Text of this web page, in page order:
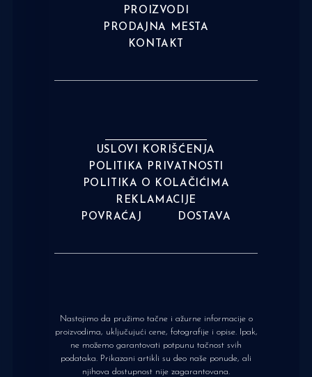
PROIZVODI
PRODAJNA MESTA
KONTAKT
USLOVI KORIŠĆENJA
POLITIKA PRIVATNOSTI
POLITIKA O KOLAČIĆIMA
REKLAMACIJE
POVRAĆAJ
DOSTAVA
Nastojimo da pružimo tačne i ažurne informacije o
proizvodima, uključujući cene, fotografije i opise. Ipak,
ne možemo garantovati potpunu tačnost svih
podataka. Prikazani artikli su deo naše ponude, ali
njihova dostupnost nije zagarantovana.